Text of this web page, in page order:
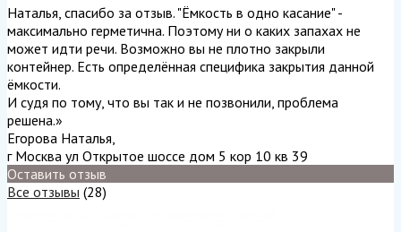
Наталья, спасибо за отзыв. "Ёмкость в одно касание" -
максимально герметична. Поэтому ни о каких запахах не
может идти речи. Возможно вы не плотно закрыли
контейнер. Есть определённая специфика закрытия данной
ёмкости.
И судя по тому, что вы так и не позвонили, проблема
решена.»
Егорова Наталья,
г Москва ул Открытое шоссе дом 5 кор 10 кв 39
Оставить отзыв
Все отзывы (28)